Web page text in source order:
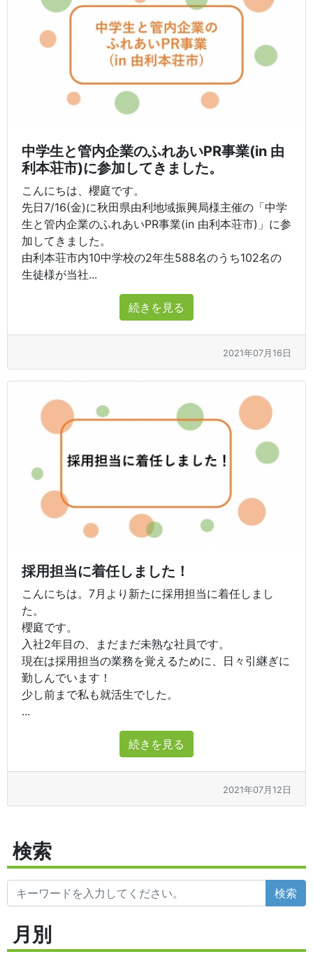
中学生と管内企業のふれあいPR事業(in 由
利本荘市)に参加してきました。
こんにちは、櫻庭です。
先日7/16(金)に秋田県由利地域振興局様主催の「中学
生と管内企業のふれあいPR事業(in 由利本荘市)」に参
加してきました。
由利本荘市内10中学校の2年生588名のうち102名の
生徒様が当社...
続きを見る
2021年07月16日
採用担当に着任しました！
こんにちは。7月より新たに採用担当に着任しまし
た。
櫻庭です。
入社2年目の、まだまだ未熟な社員です。
現在は採用担当の業務を覚えるために、日々引継ぎに
勤しんでいます！
少し前まで私も就活生でした。
...
続きを見る
2021年07月12日
検索
検索
月別